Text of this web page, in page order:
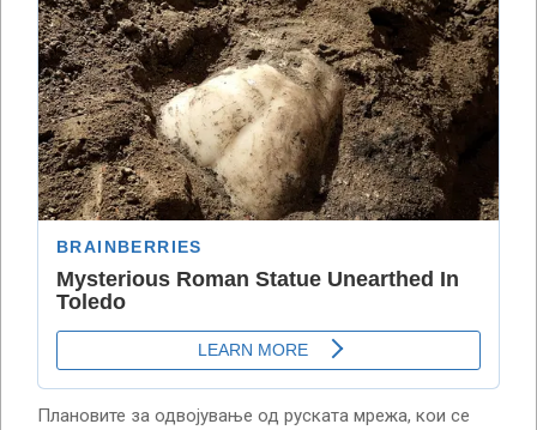
Плановите за одвојување од руската мрежа, кои се